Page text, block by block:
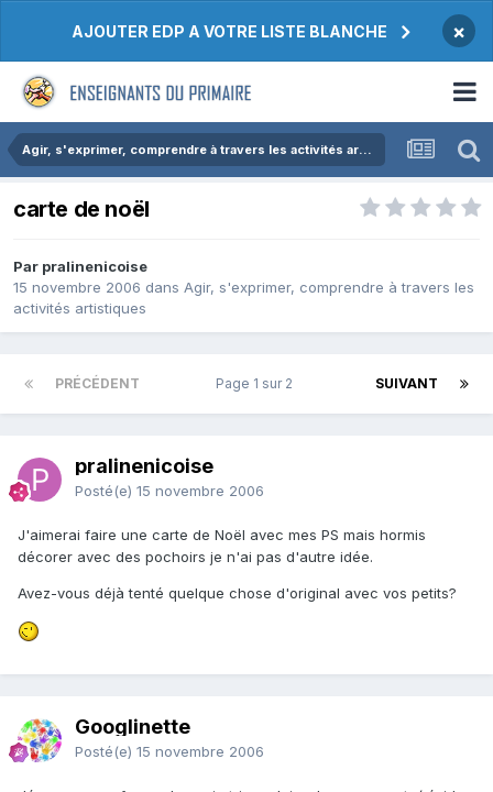
AJOUTER EDP A VOTRE LISTE BLANCHE ×
Agir, s'exprimer, comprendre à travers les activités artistiques
carte de noël
Par pralinenicoise
15 novembre 2006 dans Agir, s'exprimer, comprendre à travers les
activités artistiques
PRÉCÉDENT SUIVANT
Page 1 sur 2
pralinenicoise
Posté(e) 15 novembre 2006
J'aimerai faire une carte de Noël avec mes PS mais hormis
décorer avec des pochoirs je n'ai pas d'autre idée.
Avez-vous déjà tenté quelque chose d'original avec vos petits?
Googlinette
Posté(e) 15 novembre 2006